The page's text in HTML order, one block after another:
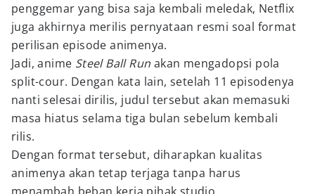
penggemar yang bisa saja kembali meledak, Netflix
juga akhirnya merilis pernyataan resmi soal format
perilisan episode animenya.
Jadi, anime Steel Ball Run akan mengadopsi pola
split-cour. Dengan kata lain, setelah 11 episodenya
nanti selesai dirilis, judul tersebut akan memasuki
masa hiatus selama tiga bulan sebelum kembali
rilis.
Dengan format tersebut, diharapkan kualitas
animenya akan tetap terjaga tanpa harus